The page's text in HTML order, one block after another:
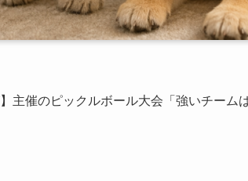
主催のピックルボール大会「強いチーム